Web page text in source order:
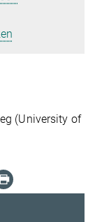
(University of